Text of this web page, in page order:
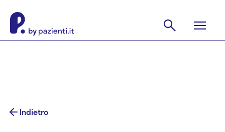
Indietro